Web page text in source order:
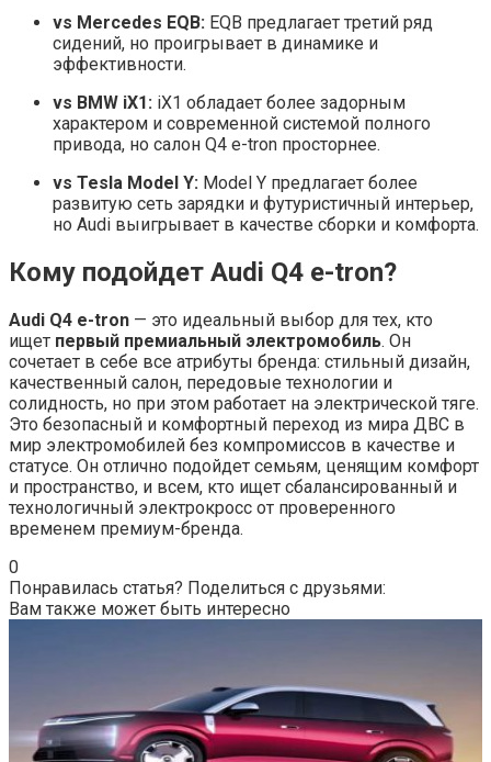
vs Mercedes EQB: EQB предлагает третий ряд
сидений, но проигрывает в динамике и
эффективности.
vs BMW iX1: iX1 обладает более задорным
характером и современной системой полного
привода, но салон Q4 e-tron просторнее.
vs Tesla Model Y: Model Y предлагает более
развитую сеть зарядки и футуристичный интерьер,
но Audi выигрывает в качестве сборки и комфорта.
Кому подойдет Audi Q4 e-tron?
Audi Q4 e-tron — это идеальный выбор для тех, кто
ищет первый премиальный электромобиль. Он
сочетает в себе все атрибуты бренда: стильный дизайн,
качественный салон, передовые технологии и
солидность, но при этом работает на электрической тяге.
Это безопасный и комфортный переход из мира ДВС в
мир электромобилей без компромиссов в качестве и
статусе. Он отлично подойдет семьям, ценящим комфорт
и пространство, и всем, кто ищет сбалансированный и
технологичный электрокросс от проверенного
временем премиум-бренда.
0
Понравилась статья? Поделиться с друзьями:
Вам также может быть интересно